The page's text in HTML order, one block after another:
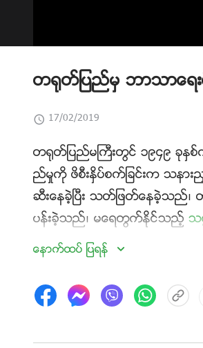
တ႐ုတ္ျပည္မွ ဘာသာေရ
17/02/2019
တ႐ုတ္ျပည္မႀကီးတြင္ ၁၉၄၉
ည္မႈကို ဖိစီးႏွိပ္စက္ျခင္းက သနား
ဆီးေနခဲ့ၿပီး သတ္ျဖတ္ေနခဲ့သည္
ပန္းခဲ့သည္၊ မေရတြက္ႏိုင္သည့္ သ
အသင္းေတာ္ အေဆာက္အဦးမ်ာ
မ်ားအားလုံးကို သုတ္သင္ရွင္း
ခင္းႏွင့္ အမႈေတာ္ထမ္း႐ြက္ျခင္းေ
စြာႏွိပ္စက္ခံရမႈေၾကာင့္ ေသ
ေနာက္ထပ္ ျပရန္